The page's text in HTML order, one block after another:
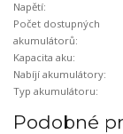
Napětí:
Počet dostupných
akumulátorů:
Kapacita aku:
Nabíjí akumulátory:
Typ akumulátoru:
Podobné